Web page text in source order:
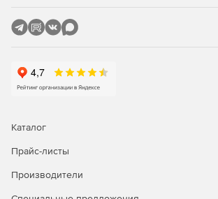
План-фактный анализ
Мастер экранных форм
Каталог
Прайс-листы
Производители